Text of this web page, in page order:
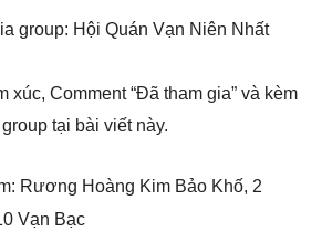
group: Hội Quán Vạn Niên Nhất
xúc, Comment “Đã tham gia” và kèm
tại bài viết này.
Rương Hoàng Kim Bảo Khố, 2
Vạn Bạc